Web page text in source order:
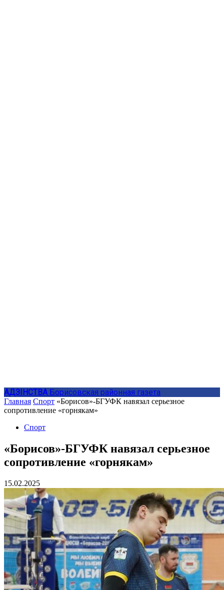
АДЗIНСТВА Борисовская районная газета
Главная Спорт «Борисов»-БГУФК навязал серьезное
сопротивление «горнякам»
Спорт
«Борисов»-БГУФК навязал серьезное
сопротивление «горнякам»
15.02.2025